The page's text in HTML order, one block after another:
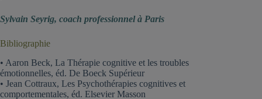
Sylvain Seyrig, coach professionnel à Paris
Bibliographie
• Aaron Beck, La Thérapie cognitive et les troubles
émotionnelles, éd. De Boeck Supérieur
• Jean Cottraux, Les Psychothérapies cognitives et
comportementales, éd. Elsevier Masson